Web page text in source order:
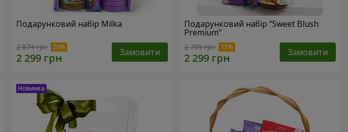
Подарунковий набір Milka
2 874 грн Замовити
Подарунковий набір "Sweet Blush
Premium"
2 705 грн Замовити